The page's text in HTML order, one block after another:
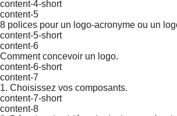
content-4-short
content-5
8 polices pour un logo-acronyme ou un
content-5-short
content-6
Comment concevoir un logo.
content-6-short
content-7
1. Choisissez vos composants.
content-7-short
content-8